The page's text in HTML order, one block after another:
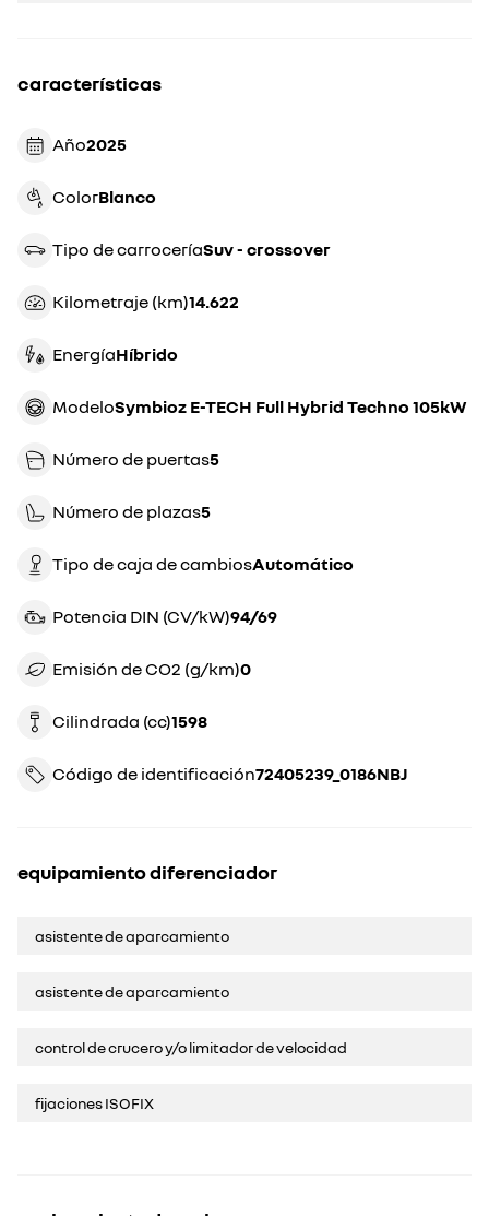
características
Año 2025
Color blanco
Tipo de carrocería suv - crossover
Kilometraje (km) 14.622
Energía híbrido
Modelo Symbioz E-TECH Full Hybrid Techno 105kW
Número de puertas5
Número de plazas5
Tipo de caja de cambios automático
Potencia DIN (CV/kW) 94/69
Emisión de CO2 (g/km)0
Cilindrada (cc) 1598
Código de identificación 72405239_0186NBJ
equipamiento diferenciador
asistente de aparcamiento
asistente de aparcamiento
control de crucero y/o limitador de velocidad
fijaciones ISOFIX